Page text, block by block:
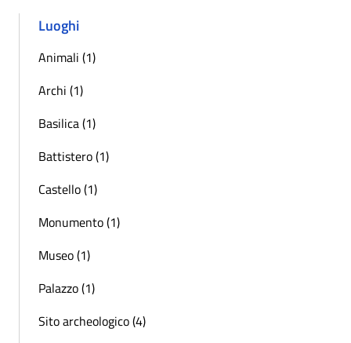
Luoghi
Animali (1)
Archi (1)
Basilica (1)
Battistero (1)
Castello (1)
Monumento (1)
Museo (1)
Palazzo (1)
Sito archeologico (4)